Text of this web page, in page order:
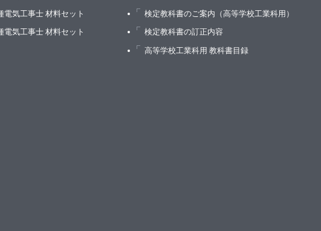
電気工事士 材料セット
電気工事士 材料セット
検定教科書のご案内（高等学校工業科用）
検定教科書の訂正内容
高等学校工業科用 教科書目録